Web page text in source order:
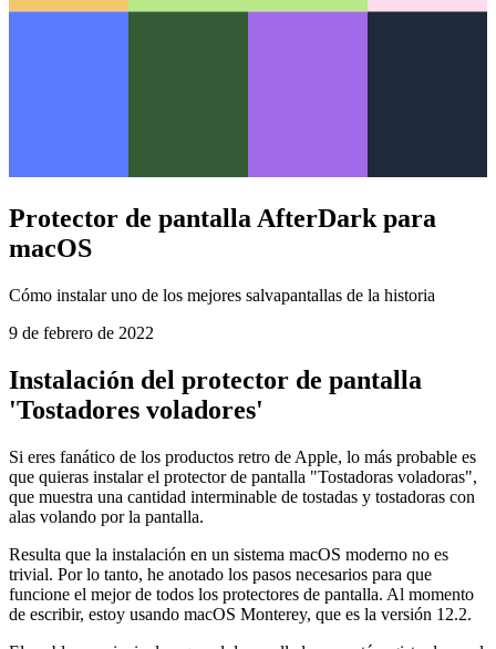
Protector de pantalla AfterDark para
Cómo instalar uno de los mejores salvapantallas de la historia
Instalación del protector de pantalla
'Tostadores voladores'
Si eres fanático de los productos retro de Apple, lo más probable es
que quieras instalar el protector de pantalla "Tostadoras voladoras",
que muestra una cantidad interminable de tostadas y tostadoras con
alas volando por la pantalla.